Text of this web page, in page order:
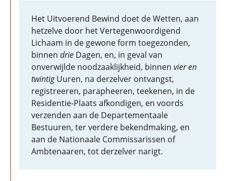
Het Uitvoerend Bewind doet de Wetten, aan
hetzelve door het Vertegenwoordigend
Lichaam in de gewone form toegezonden,
binnen drie Dagen, en, in geval van
onverwijlde noodzaaklijkheid, binnen vier en
twintigUuren, na derzelver ontvangst,
registreeren, parapheeren, teekenen, in de
Residentie-Plaats afkondigen, en voords
verzenden aan de Departementaale
Bestuuren, ter verdere bekendmaking, en
aan de Nationaale Commissarissen of
Ambtenaaren, tot derzelver narigt.